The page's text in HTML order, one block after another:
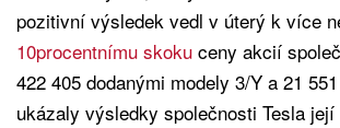
pozitivní výsledek vedl v úterý k více
10procentnímu skoku ceny akcií
422 405 dodanými modely 3/Y a 21
ukázaly výsledky společnosti Tesla